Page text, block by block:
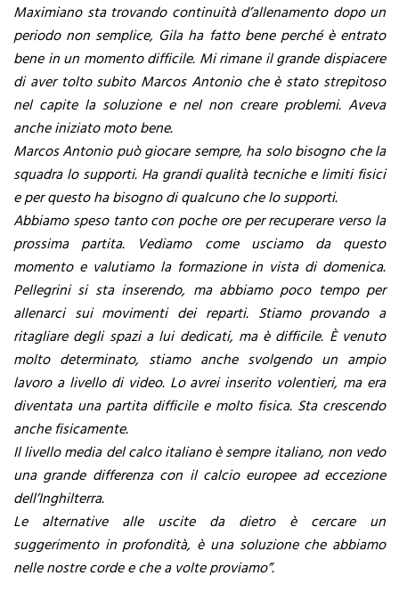
Maximiano sta trovando continuità d’allenamento dopo un
periodo non semplice, Gila ha fatto bene perché è entrato
bene in un momento difficile. Mi rimane il grande dispiacere
di aver tolto subito Marcos Antonio che è stato strepitoso
nel capite la soluzione e nel non creare problemi. Aveva
anche iniziato moto bene.
Marcos Antonio può giocare sempre, ha solo bisogno che la
squadra lo supporti. Ha grandi qualità tecniche e limiti fisici
e per questo ha bisogno di qualcuno che lo supporti.
Abbiamo speso tanto con poche ore per recuperare verso la
prossima partita. Vediamo come usciamo da questo
momento e valutiamo la formazione in vista di domenica.
Pellegrini si sta inserendo, ma abbiamo poco tempo per
allenarci sui movimenti dei reparti. Stiamo provando a
ritagliare degli spazi a lui dedicati, ma è difficile. È venuto
molto determinato, stiamo anche svolgendo un ampio
lavoro a livello di video. Lo avrei inserito volentieri, ma era
diventata una partita difficile e molto fisica. Sta crescendo
anche fisicamente.
Il livello media del calco italiano è sempre italiano, non vedo
una grande differenza con il calcio europee ad eccezione
dell’Inghilterra.
Le alternative alle uscite da dietro è cercare un
suggerimento in profondità, è una soluzione che abbiamo
nelle nostre corde e che a volte proviamo”.